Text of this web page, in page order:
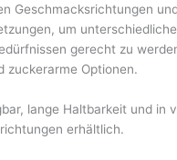
Geschmacksrichtungen
um
gerecht zu
zuckerarme Optionen.
lange Haltbarkeit und in
erhältlich.